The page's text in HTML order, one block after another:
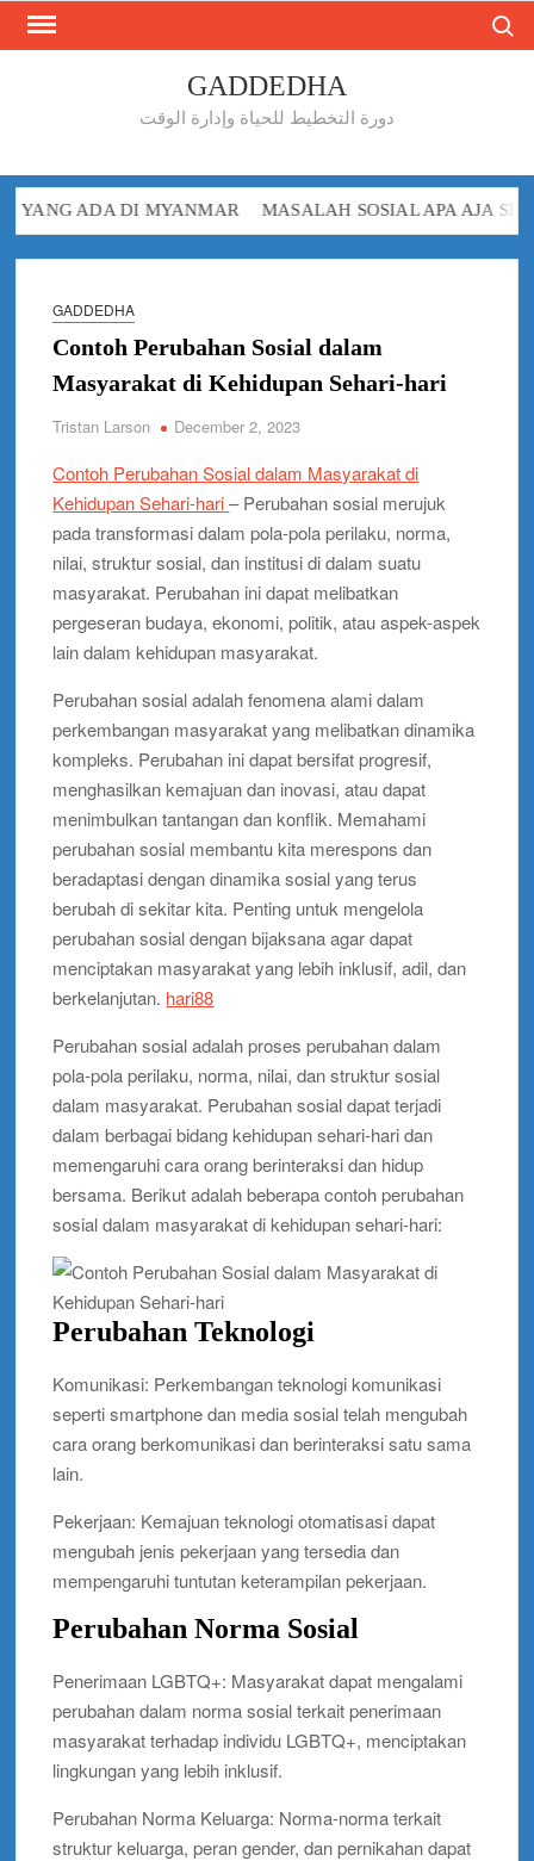
Skip
GADDEDHA
دورة التخطيط للحياة وإدارة الوقت
ADA DI MYANMAR MASALAH SOSIAL APA AJA SIH YANG
GADDEDHA
Contoh Perubahan Sosial dalam
Masyarakat di Kehidupan Sehari-hari
Tristan Larson December 2, 2023
Contoh Perubahan Sosial dalam Masyarakat di
Kehidupan Sehari-hari– Perubahan sosial merujuk
pada transformasi dalam pola-pola perilaku, norma,
nilai, struktur sosial, dan institusi di dalam suatu
masyarakat. Perubahan ini dapat melibatkan
pergeseran budaya, ekonomi, politik, atau aspek-aspek
lain dalam kehidupan masyarakat.
Perubahan sosial adalah fenomena alami dalam
perkembangan masyarakat yang melibatkan dinamika
kompleks. Perubahan ini dapat bersifat progresif,
menghasilkan kemajuan dan inovasi, atau dapat
menimbulkan tantangan dan konflik. Memahami
perubahan sosial membantu kita merespons dan
beradaptasi dengan dinamika sosial yang terus
berubah di sekitar kita. Penting untuk mengelola
perubahan sosial dengan bijaksana agar dapat
menciptakan masyarakat yang lebih inklusif, adil, dan
berkelanjutan. hari88
Perubahan sosial adalah proses perubahan dalam
pola-pola perilaku, norma, nilai, dan struktur sosial
dalam masyarakat. Perubahan sosial dapat terjadi
dalam berbagai bidang kehidupan sehari-hari dan
memengaruhi cara orang berinteraksi dan hidup
bersama. Berikut adalah beberapa contoh perubahan
sosial dalam masyarakat di kehidupan sehari-hari:
Perubahan Teknologi
Komunikasi: Perkembangan teknologi komunikasi
seperti smartphone dan media sosial telah mengubah
cara orang berkomunikasi dan berinteraksi satu sama
lain.
Pekerjaan: Kemajuan teknologi otomatisasi dapat
mengubah jenis pekerjaan yang tersedia dan
mempengaruhi tuntutan keterampilan pekerjaan.
Perubahan Norma Sosial
Penerimaan LGBTQ+: Masyarakat dapat mengalami
perubahan dalam norma sosial terkait penerimaan
masyarakat terhadap individu LGBTQ+, menciptakan
lingkungan yang lebih inklusif.
Perubahan Norma Keluarga: Norma-norma terkait
struktur keluarga, peran gender, dan pernikahan dapat